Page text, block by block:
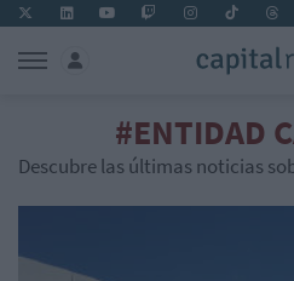
#ENTIDAD
Descubre las últimas noticias